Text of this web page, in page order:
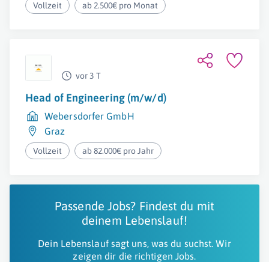
Vollzeit ab 2.500€ pro Monat
vor 3 T
Head of Engineering (m/w/d)
Webersdorfer GmbH
Graz
Vollzeit ab 82.000€ pro Jahr
Passende Jobs? Findest du mit
deinem Lebenslauf!
Dein Lebenslauf sagt uns, was du suchst. Wir
zeigen dir die richtigen Jobs.